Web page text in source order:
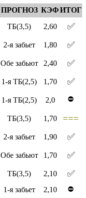
ПРОГНОЗ КЭФИТОГ
ТБ(3,5) 2,60 ✅
2-я забьет 1,80 ✅
Обе забьют 2,40 ✅
1-я ТБ(2,5) 1,70 ✅
1-я ТБ(2,5) 2,0 ⛔
ТБ(3,5) 1,70 ===
2-я забьет 1,90 ✅
Обе забьют 1,70 ✅
ТБ(3,5) 2,10 ✅
1-я забьет 2,10
⛔